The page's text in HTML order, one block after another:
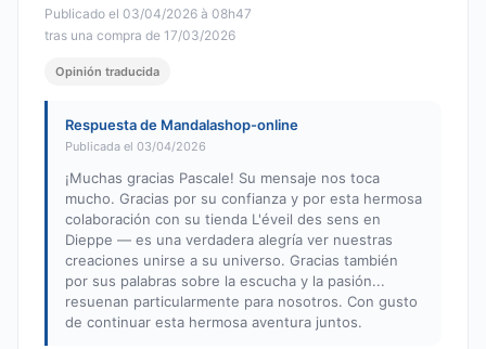
Publicado el 03/04/2026 à 08h47
tras una compra de 17/03/2026
Opinión traducida
Respuesta de Mandalashop-online
Publicada el 03/04/2026
¡Muchas gracias Pascale! Su mensaje nos toca
mucho. Gracias por su confianza y por esta hermosa
colaboración con su tienda L'éveil des sens en
Dieppe — es una verdadera alegría ver nuestras
creaciones unirse a su universo. Gracias también
por sus palabras sobre la escucha y la pasión...
resuenan particularmente para nosotros. Con gusto
de continuar esta hermosa aventura juntos.